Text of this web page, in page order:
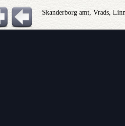
Skanderborg amt, Vrads,